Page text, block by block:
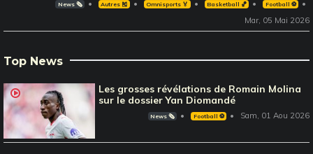
News 🗞️ Autres 🎽 Omnisports 🏅 Basketball 🏀 Football ⚽️
Mar, 05 Mai 2026
Top News
Les grosses révélations de Romain Molina
sur le dossier Yan Diomandé
News 🗞️ Football ⚽️ Sam, 01 Aou 2026